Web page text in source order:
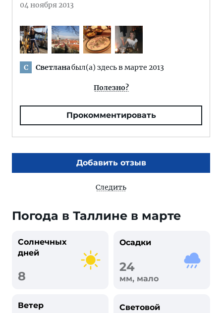
04 ноября 2013
С Светланабыл(а) здесь в марте 2013
Полезно?
Прокомментировать
Добавить отзыв
Следить
Погода в Таллине в марте
Солнечных
дней
8
Осадки
24
мм, мало
Ветер
Световой